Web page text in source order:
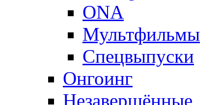
ONA
Мультфильмы
Спецвыпуски
Онгоинг
Незавершённые